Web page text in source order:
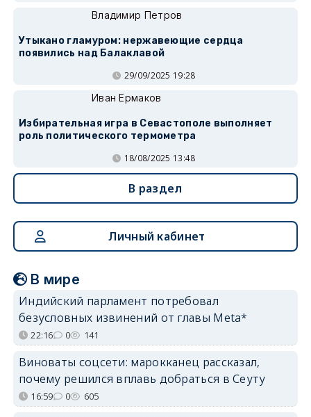
Владимир Петров
Утыкано гламуром: нержавеющие сердца
появились над Балаклавой
29/09/2025 19:28
Иван Ермаков
Избирательная игра в Севастополе выполняет
роль политического термометра
18/08/2025 13:48
В раздел
Личный кабинет
В мире
Индийский парламент потребовал
безусловных извинений от главы Meta*
22:16 0 141
Виноваты соцсети: марокканец рассказал,
почему решился вплавь добраться в Сеуту
16:59 0 605